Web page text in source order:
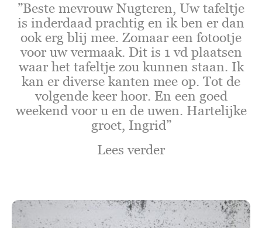
”Beste mevrouw Nugteren, Uw tafeltje
is inderdaad prachtig en ik ben er dan
ook erg blij mee. Zomaar een fotootje
voor uw vermaak. Dit is 1 vd plaatsen
waar het tafeltje zou kunnen staan. Ik
kan er diverse kanten mee op. Tot de
volgende keer hoor. En een goed
weekend voor u en de uwen. Hartelijke
groet, Ingrid”
Lees verder